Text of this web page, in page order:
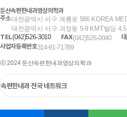
둔산속편한내과영상의학과
주소대전광역시 서구 계룡로 586 KOREA
대전광역시 서구 괴정동 5-9 KMT빌딩
TEL(042)526-3010 FAX(042)526-0040
사업자등록번호314-91-71789
ⓒ 2024 둔산속편한내과영상의학과